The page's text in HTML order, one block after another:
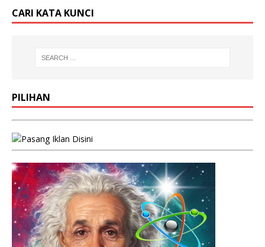
CARI KATA KUNCI
PILIHAN